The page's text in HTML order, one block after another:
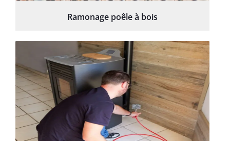
Ramonage poêle à bois